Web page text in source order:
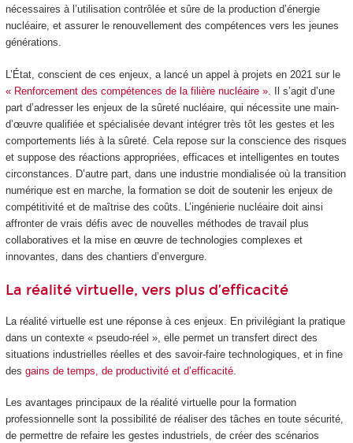
nécessaires à l’utilisation contrôlée et sûre de la production d’énergie
nucléaire, et assurer le renouvellement des compétences vers les jeunes
générations.
L’État, conscient de ces enjeux, a lancé un appel à projets en 2021 sur le
« Renforcement des compétences de la filière nucléaire ». Il s’agit d’une
part d’adresser les enjeux de la sûreté nucléaire, qui nécessite une main-
d’œuvre qualifiée et spécialisée devant intégrer très tôt les gestes et les
comportements liés à la sûreté. Cela repose sur la conscience des risques
et suppose des réactions appropriées, efficaces et intelligentes en toutes
circonstances. D’autre part, dans une industrie mondialisée où la transition
numérique est en marche, la formation se doit de soutenir les enjeux de
compétitivité et de maîtrise des coûts. L’ingénierie nucléaire doit ainsi
affronter de vrais défis avec de nouvelles méthodes de travail plus
collaboratives et la mise en œuvre de technologies complexes et
innovantes, dans des chantiers d’envergure.
La réalité virtuelle, vers plus d’efficacité
La réalité virtuelle est une réponse à ces enjeux. En privilégiant la pratique
dans un contexte « pseudo-réel », elle permet un transfert direct des
situations industrielles réelles et des savoir-faire technologiques, et in fine
des gains de temps, de productivité et d’efficacité.
Les avantages principaux de la réalité virtuelle pour la formation
professionnelle sont la possibilité de réaliser des tâches en toute sécurité,
de permettre de refaire les gestes industriels, de créer des scénarios